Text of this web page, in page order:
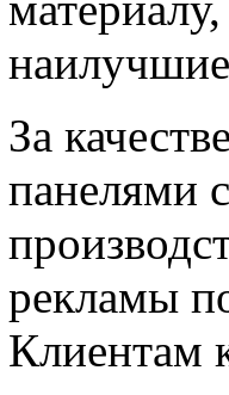
За
панелями
рекламы
Клиентам